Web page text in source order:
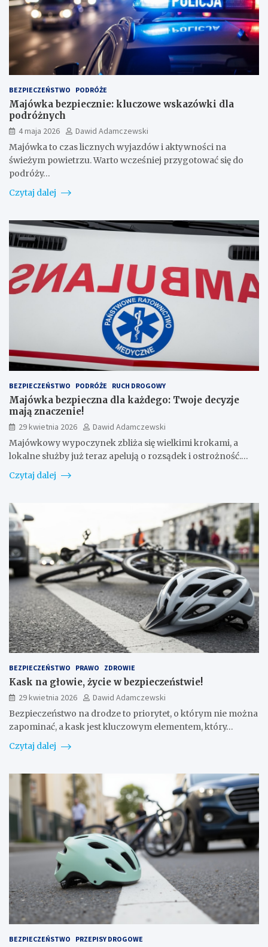
BEZPIECZEŃSTWO PODRÓŻE
Majówka bezpiecznie: kluczowe wskazówki dla
podróżnych
4 maja 2026
Dawid Adamczewski
Majówka to czas licznych wyjazdów i aktywności na
świeżym powietrzu. Warto wcześniej przygotować się do
podróży…
Czytaj dalej
BEZPIECZEŃSTWO PODRÓŻE RUCH DROGOWY
Majówka bezpieczna dla każdego: Twoje decyzje
mają znaczenie!
29 kwietnia 2026
Dawid Adamczewski
Majówkowy wypoczynek zbliża się wielkimi krokami, a
lokalne służby już teraz apelują o rozsądek i ostrożność.…
Czytaj dalej
BEZPIECZEŃSTWO PRAWO ZDROWIE
Kask na głowie, życie w bezpieczeństwie!
29 kwietnia 2026
Dawid Adamczewski
Bezpieczeństwo na drodze to priorytet, o którym nie można
zapominać, a kask jest kluczowym elementem, który…
Czytaj dalej
BEZPIECZEŃSTWO PRZEPISY DROGOWE